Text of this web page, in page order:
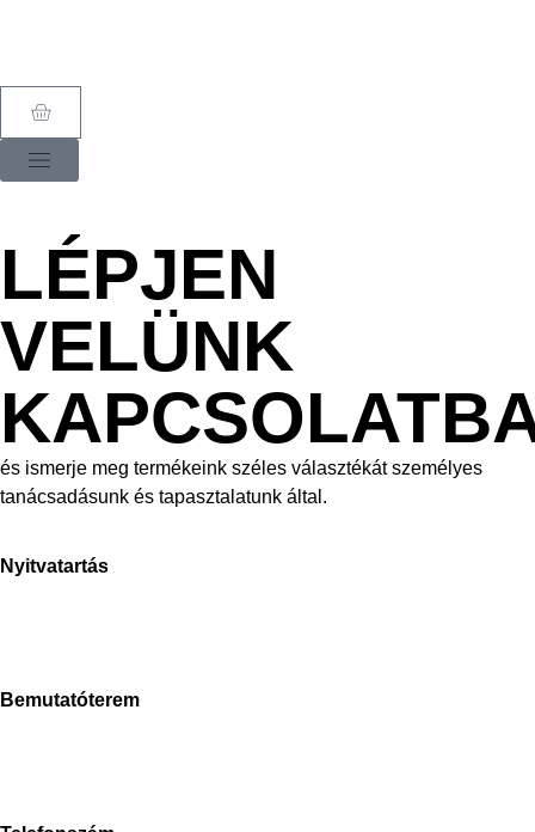
LÉPJEN
VELÜNK
és ismerje meg termékeink széles választékát személyes
tanácsadásunk és tapasztalatunk által.
Nyitvatartás
Bemutatóterem